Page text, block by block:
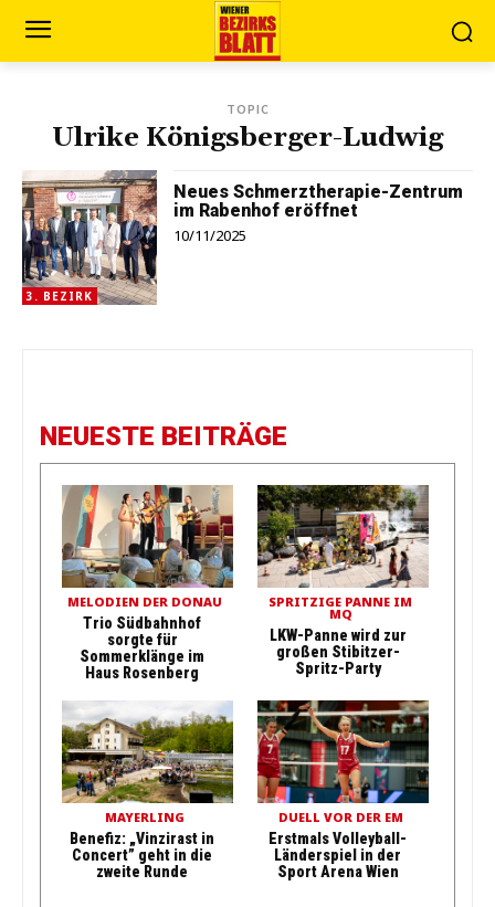
TOPIC
Ulrike Königsberger-Ludwig
3. BEZIRK
Neues Schmerztherapie-Zentrum
im Rabenhof eröffnet
10/11/2025
NEUESTE BEITRÄGE
MELODIEN DER DONAU
Trio Südbahnhof
sorgte für
Sommerklänge im
Haus Rosenberg
SPRITZIGE PANNE IM
MQ
LKW-Panne wird zur
großen Stibitzer-
Spritz-Party
MAYERLING
Benefiz: „Vinzirast in
Concert” geht in die
zweite Runde
DUELL VOR DER EM
Erstmals Volleyball-
Länderspiel in der
Sport Arena Wien